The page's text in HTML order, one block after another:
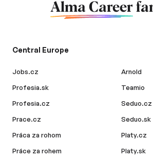
Alma Career
Central Europe
Jobs.cz
Profesia.sk
Profesia.cz
Prace.cz
Práca za rohom
Práce za rohem
Arnold
Teamio
Seduo.cz
Seduo.sk
Platy.cz
Platy.sk